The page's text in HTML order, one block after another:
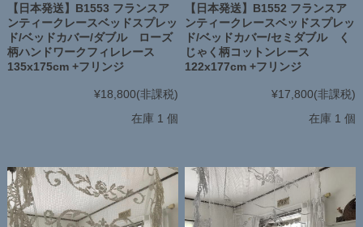
【日本発送】B1553 フランスア
ンティークレースベッドスプレッ
ド/ベッドカバー/ダブル ローズ
柄ハンドワークフィレレース
135x175cm +フリンジ
¥18,800(非課税)
在庫 1 個
【日本発送】B1552 フランスア
ンティークレースベッドスプレッ
ド/ベッドカバー/セミダブル く
じゃく柄コットンレース
122x177cm +フリンジ
¥17,800(非課税)
在庫 1 個